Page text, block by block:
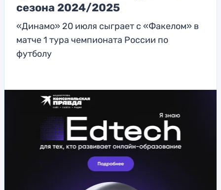
сезона 2024/2025
«Динамо» 20 июля сыграет с «Факелом» в
матче 1 тура чемпионата России по
футболу